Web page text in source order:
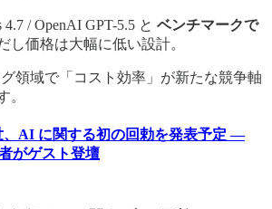
4.7 / OpenAI GPT-5.5 と ベンチマークで
し価格は大幅に低い設計。
領域で「コスト効率」が新たな競争軸
。
、AI に関する初の回勅を発表予定 —
がゲスト登壇